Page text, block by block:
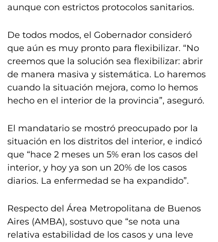
aunque con estrictos protocolos sanitarios.
De todos modos, el Gobernador consideró
que aún es muy pronto para flexibilizar. “No
creemos que la solución sea flexibilizar: abrir
de manera masiva y sistemática. Lo haremos
cuando la situación mejora, como lo hemos
hecho en el interior de la provincia”, aseguró.
El mandatario se mostró preocupado por la
situación en los distritos del interior, e indicó
que “hace 2 meses un 5% eran los casos del
interior, y hoy ya son un 20% de los casos
diarios. La enfermedad se ha expandido”.
Respecto del Área Metropolitana de Buenos
Aires (AMBA), sostuvo que “se nota una
relativa estabilidad de los casos y una leve